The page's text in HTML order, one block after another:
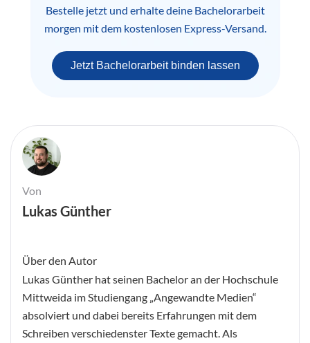
Bestelle jetzt und erhalte deine Bachelorarbeit
morgen mit dem kostenlosen Express-Versand.
Jetzt Bachelorarbeit binden lassen
Von
Lukas Günther
Über den Autor
Lukas Günther hat seinen Bachelor an der Hochschule
Mittweida im Studiengang „Angewandte Medien“
absolviert und dabei bereits Erfahrungen mit dem
Schreiben verschiedenster Texte gemacht. Als